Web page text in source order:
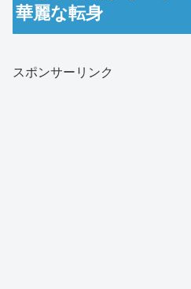
華麗な転身
スポンサーリンク